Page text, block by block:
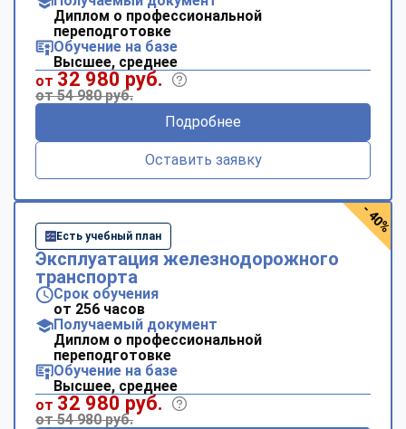
Диплом о профессиональной
переподготовке
Обучение на базе
Высшее, среднее
от 32 980 руб.
от 54 980 руб.
Подробнее
Оставить заявку
Есть учебный план
Эксплуатация железнодорожного
транспорта
Срок обучения
от 256 часов
Получаемый документ
Диплом о профессиональной
переподготовке
Обучение на базе
Высшее, среднее
от 32 980 руб.
от 54 980 руб.
- 40%